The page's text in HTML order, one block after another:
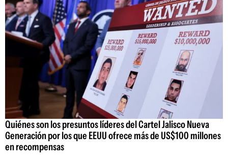
Quiénes son los presuntos líderes del Cartel Jalisco Nueva
Generación por los que EEUU ofrece más de US$100 millones
en recompensas